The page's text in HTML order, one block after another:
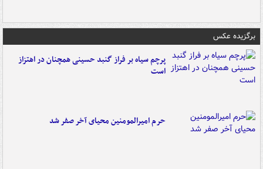
برگزیده عکس
پرچم سیاه بر فراز گنبد حسینی همچنان در اهتزاز
است
حرم امیرالمومنین محیای آخر صفر شد